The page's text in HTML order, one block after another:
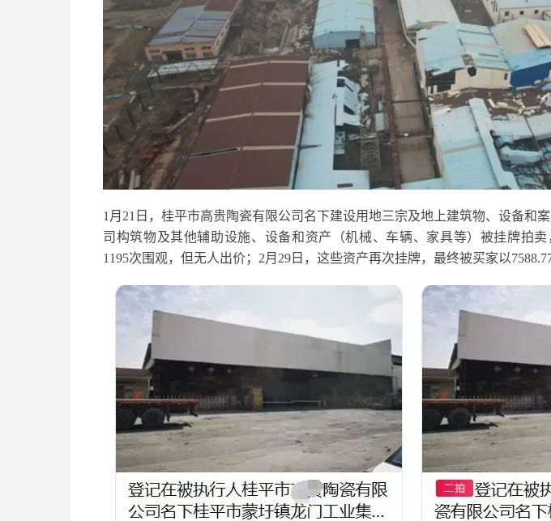
1月21日，桂平市高贵陶瓷有限公司名下建设用地三宗及地上建筑物、设备和
司构筑物及其他辅助设施、设备和资产（机械、车辆、家具等）被挂牌拍卖
1195次围观，但无人出价；2月29日，这些资产再次挂牌，最终被买家以